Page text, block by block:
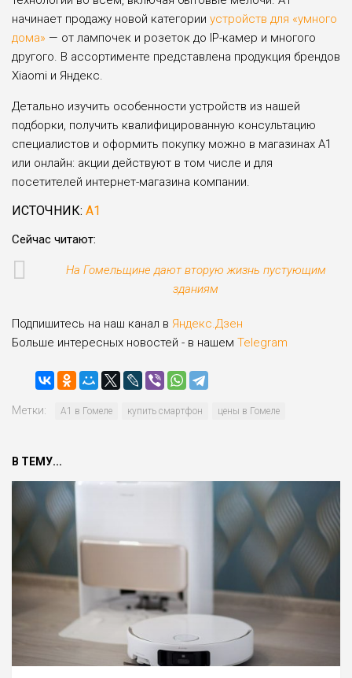
начинает продажу новой категории устройств для «умного
дома» — от лампочек и розеток до IP-камер и многого
другого. В ассортименте представлена продукция брендов
Xiaomi и Яндекс.
Детально изучить особенности устройств из нашей
подборки, получить квалифицированную консультацию
специалистов и оформить покупку можно в магазинах А1
или онлайн: акции действуют в том числе и для
посетителей интернет-магазина компании.
ИСТОЧНИК: А1
Сейчас читают:
На Гомельщине дают вторую жизнь пустующим
зданиям
Подпишитесь на наш канал в Яндекс.Дзен
Больше интересных новостей - в нашем Telegram
Метки: А1 в Гомеле купить смартфон цены в Гомеле
В ТЕМУ...